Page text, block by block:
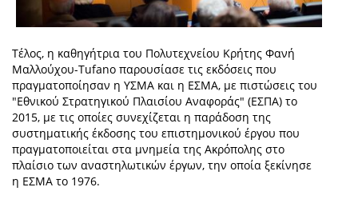
Τέλος, η καθηγήτρια του Πολυτεχνείου Κρήτης Φανή
Μαλλούχου-Tufano παρουσίασε τις εκδόσεις που
πραγματοποίησαν η ΥΣΜΑ και η ΕΣΜΑ, με πιστώσεις του
"Εθνικού Στρατηγικού Πλαισίου Αναφοράς" (ΕΣΠΑ) το
2015, με τις οποίες συνεχίζεται η παράδοση της
συστηματικής έκδοσης του επιστημονικού έργου που
πραγματοποιείται στα μνημεία της Ακρόπολης στο
πλαίσιο των αναστηλωτικών έργων, την οποία ξεκίνησε
η ΕΣΜΑ το 1976.